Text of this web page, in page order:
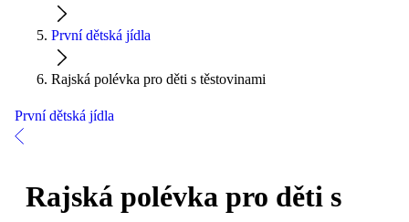
První dětská jídla
Rajská polévka pro děti s těstovinami
První dětská jídla
Rajská polévka pro děti s